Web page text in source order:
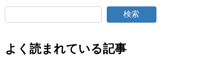
検索
よく読まれている記事